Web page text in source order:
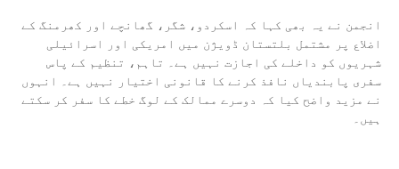
انجمن نے یہ بھی کہا کہ اسکردو، شگر، گھانچے اور کھرمنگ کے
اضلاع پر مشتمل بلتستان ڈویژن میں امریکی اور اسرائیلی
شہریوں کو داخلے کی اجازت نہیں ہے۔ تاہم، تنظیم کے پاس
سفری پابندیاں نافذ کرنے کا قانونی اختیار نہیں ہے۔ انہوں
نے مزید واضح کیا کہ دوسرے ممالک کے لوگ خطے کا سفر کر سکتے
ہیں۔